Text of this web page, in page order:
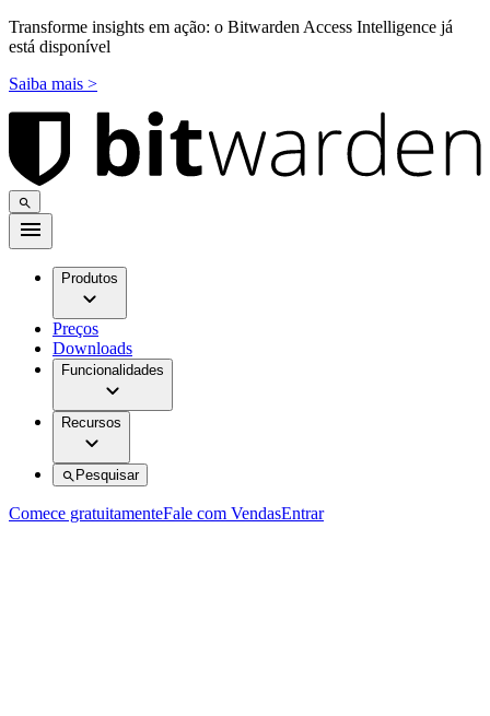
Transforme insights em ação: o Bitwarden Access Intelligence já
está disponível
Saiba mais >
Produtos
Preços
Downloads
Funcionalidades
Recursos
Pesquisar
Comece gratuitamenteFale com VendasEntrar